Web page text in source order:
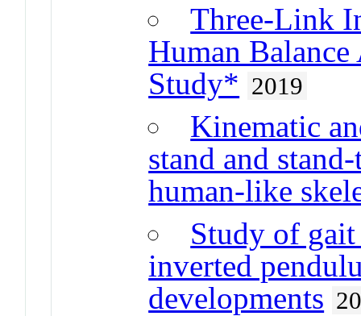
Three-Link
Human
Study* 2019
Kinematic
stand and
human-like
Study of
inverted
developments